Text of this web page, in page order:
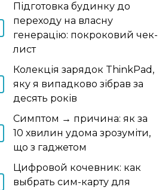
Підготовка будинку до
переходу на власну
генерацію: покроковий чек-
лист
Колекція зарядок ThinkPad,
яку я випадково зібрав за
десять років
Симптом → причина: як за
10 хвилин удома зрозуміти,
що з гаджетом
Цифровой кочевник: как
выбрать сим-карту для